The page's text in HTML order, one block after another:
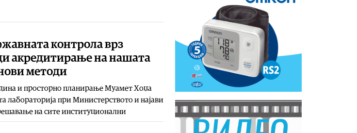
контрола врз
акредитирање на нашата
методи
и просторно планирање Муамет Хоџа
лабораторија при Министерството и најави
на сите институционални